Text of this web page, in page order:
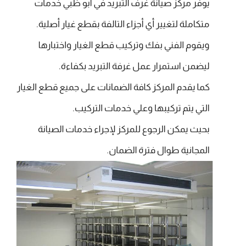
يوفر مركز صيانة غرف التبريد في ابو ظبي خدمات
متكاملة لتغيير أي أجزاء التالفة بقطع غيار أصلية.
ويقوم الفني بفك وتركيب قطع الغيار واختبارها
ليضمن استمرار عمل غرفة التبريد بكفاءة.
كما يقدم المركز كافة الضمانات على جميع قطع الغيار
التي يتم تركيبها وعلي خدمات التركيب.
بحيث يمكن الرجوع للمركز لإجراء خدمات الصيانة
المجانية طوال فترة الضمان.